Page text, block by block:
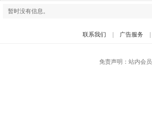
暂时没有信息。
联系我们 广告服务
免责声明：站内会